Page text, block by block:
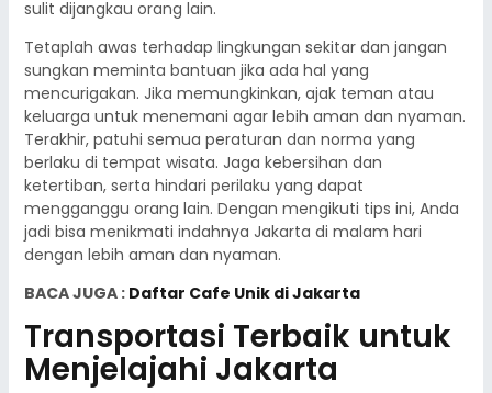
sulit dijangkau orang lain.
Tetaplah awas terhadap lingkungan sekitar dan jangan
sungkan meminta bantuan jika ada hal yang
mencurigakan. Jika memungkinkan, ajak teman atau
keluarga untuk menemani agar lebih aman dan nyaman.
Terakhir, patuhi semua peraturan dan norma yang
berlaku di tempat wisata. Jaga kebersihan dan
ketertiban, serta hindari perilaku yang dapat
mengganggu orang lain. Dengan mengikuti tips ini, Anda
jadi bisa menikmati indahnya Jakarta di malam hari
dengan lebih aman dan nyaman.
BACA JUGA : Daftar Cafe Unik di Jakarta
Transportasi Terbaik untuk
Menjelajahi Jakarta